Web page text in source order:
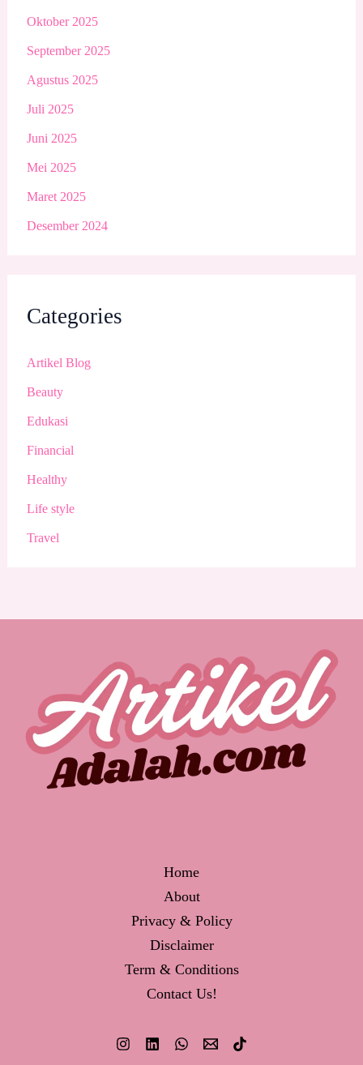
Oktober 2025
September 2025
Agustus 2025
Juli 2025
Juni 2025
Mei 2025
Maret 2025
Desember 2024
Categories
Artikel Blog
Beauty
Edukasi
Financial
Healthy
Life style
Travel
Home
About
Privacy & Policy
Disclaimer
Term & Conditions
Contact Us!